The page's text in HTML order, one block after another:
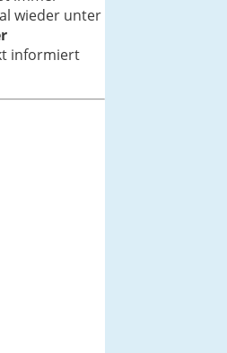
wieder unter
informiert